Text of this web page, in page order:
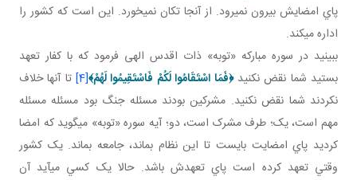
پاي امضايش بيرون نمي رود. از آنجا تکان نمي خورد. اين است که کشور را
اداره مي کند.
ببينيد در سوره مبارکه «توبه» ذات اقدس الهی فرمود که با کفار تعهد
بستيد شما نقض نکنيد﴿فَمَا اسْتَقَامُوا لَكُمْ فَاسْتَقِيمُوا لَهُمْ﴾[4] تا آنها خلاف
نکردند شما نقض نکنيد. مشرکين بودند مسئله جنگ بود مسئله مسئله
مهم است، يک؛ طرف مشرک است، دو؛ آيه سوره «توبه» مي گويد که امضا
کرديد پاي امضايت بايست تا اين نظام بماند، جامعه بماند. يک کشور
وقتي تعهد کرده است پاي تعهدش باشد. حالا يک کسي مي آيد آن